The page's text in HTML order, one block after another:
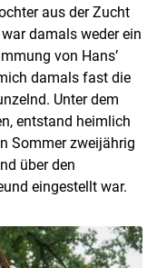
aus der Zucht
damals weder ein
von Hans’
damals fast die
Unter dem
entstand heimlich
Sommer zweijährig
über den
eingestellt war.